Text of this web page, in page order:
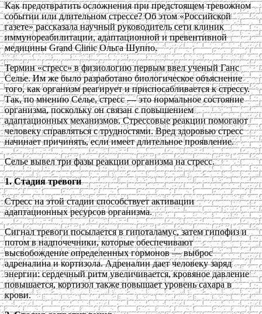
Как предотвратить осложнения при предстоящем тревожном
событии или длительном стрессе? Об этом «Российской
газете» рассказала научный руководитель сети клиник
иммунореабилитации, адаптационной и превентивной
медицины Grand Clinic Ольга Шуппо.
Термин «стресс» в физиологию первым ввел ученый Ганс
Селье. Им же было разработано биологическое объяснение
того, как организм реагирует и приспосабливается к стрессу.
Так, по мнению Селье, стресс — это нормальное состояние
организма, поскольку он связан с повышением
адаптационных механизмов. Стрессовые реакции помогают
человеку справляться с трудностями. Вред здоровью стресс
начинает причинять, если имеет длительное проявление.
Селье вывел три фазы реакции организма на стресс.
1. Стадия тревоги
Стресс на этой стадии способствует активации
адаптационных ресурсов организма.
Сигнал тревоги посылается в гипоталамус, затем гипофиз и
потом в надпочечники, которые обеспечивают
высвобождение определенных гормонов — выброс
адреналина и кортизола. Адреналин дает человеку заряд
энергии: сердечный ритм увеличивается, кровяное давление
повышается, кортизол также повышает уровень сахара в
крови.